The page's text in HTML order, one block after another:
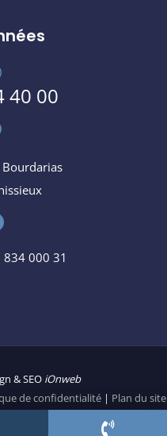
40 00
000 31
& SEO iOnweb
de confidentialité | Plan du site
les cookies